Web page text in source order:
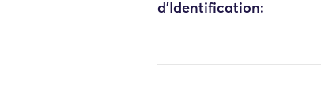
d'Identification: